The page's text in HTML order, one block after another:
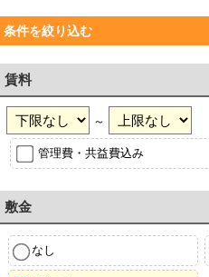
条件を絞り込む
賃料
～
管理費・共益費込み
敷金
なし